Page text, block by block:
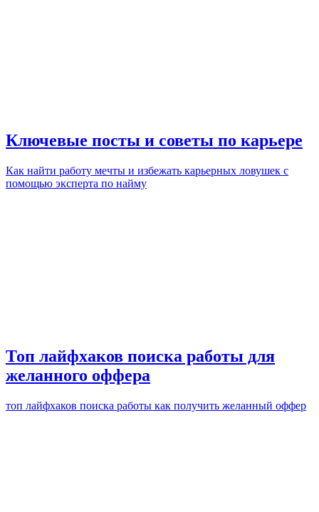
Ключевые посты и советы по карьере
Как найти работу мечты и избежать карьерных ловушек с
помощью эксперта по найму
Топ лайфхаков поиска работы для
желанного оффера
топ лайфхаков поиска работы как получить желанный оффер